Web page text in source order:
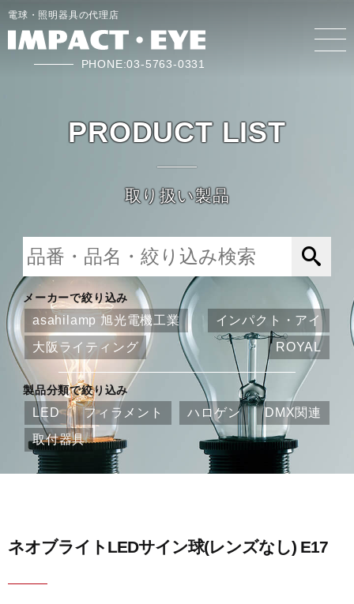
電球・照明器具の代理店
PHONE:03-5763-0331
PRODUCT LIST
取り扱い製品
メーカーで絞り込み
asahilamp 旭光電機工業
インパクト・アイ
大阪ライティング
ROYAL
製品分類で絞り込み
LED フィラメント ハロゲン
DMX関連
取付器具
ネオブライトLEDサイン球(レンズなし) E17